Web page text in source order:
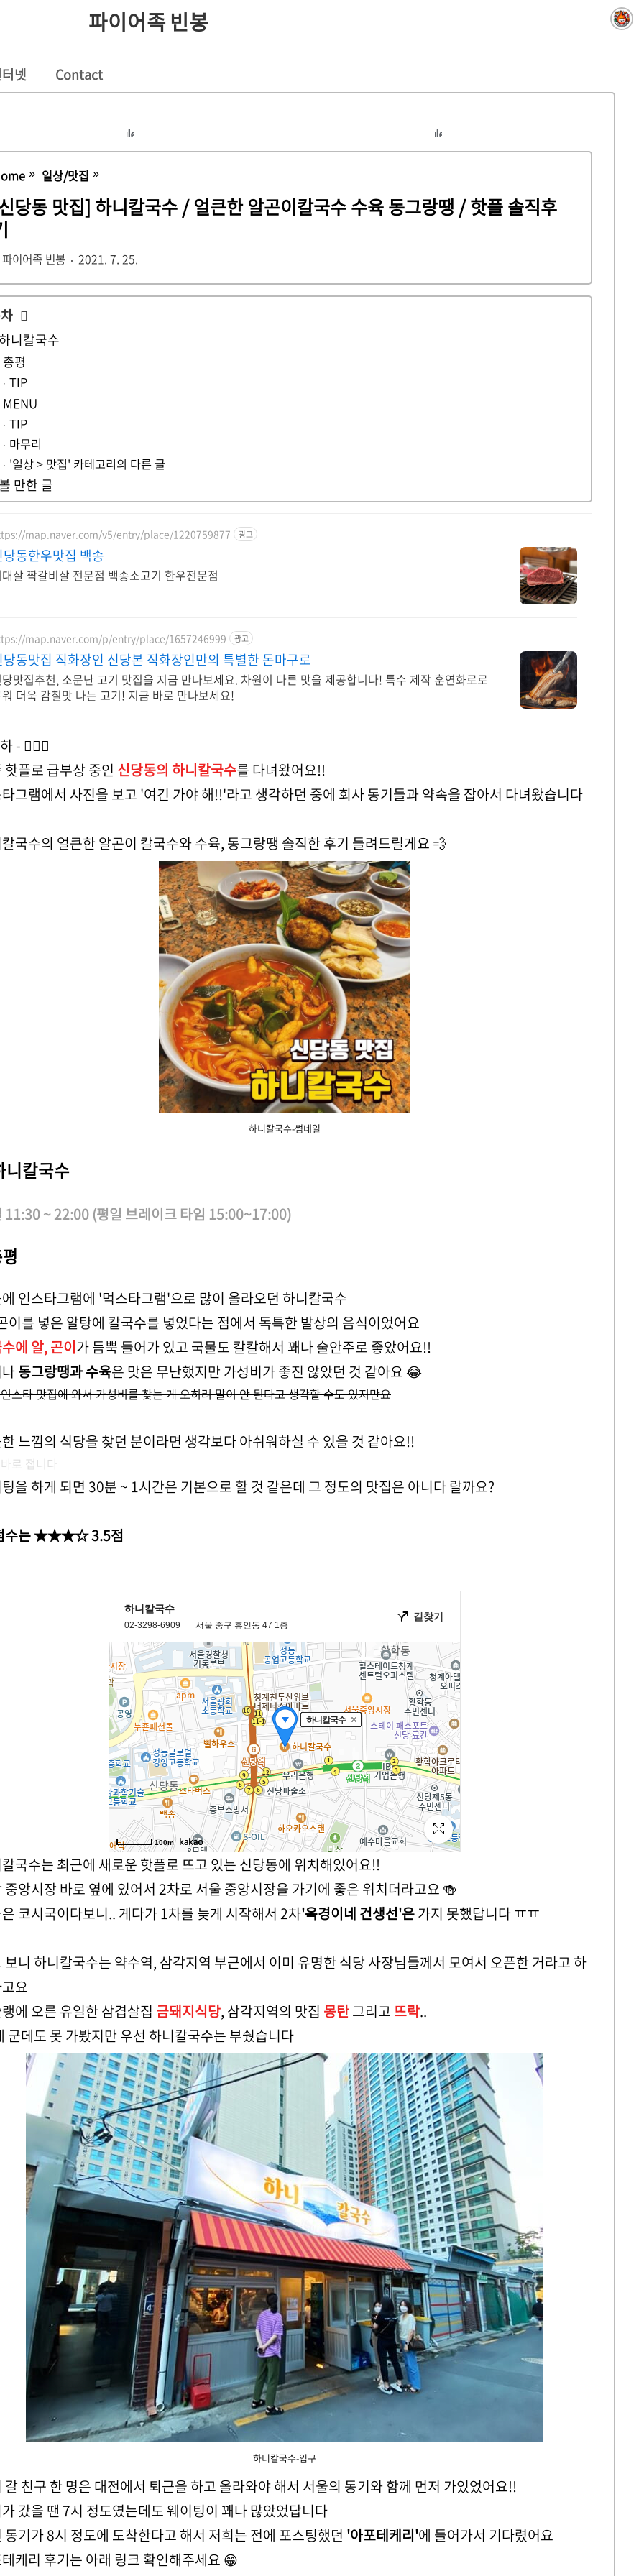
파이어족 빈봉
넷 Contact
일상/맛집
동 맛집] 하니칼국수 / 얼큰한 알곤이칼국수 수육 동그랑땡 / 핫플 솔직후
파이어족 빈봉 2021. 7. 25.

니칼국수
총평
TIP
MENU
TIP
마무리
'일상 > 맛집' 카테고리의 다른 글
만한 글
map.naver.com/v5/entry/place/1220759877 광고
동한우맛집 백송
살 짝갈비살 전문점 백송소고기 한우전문점
map.naver.com/p/entry/place/1657246999 광고
당동맛집 직화장인 신당본 직화장인만의 특별한 돈마구로
맛집추천, 소문난 고기 맛집을 지금 만나보세요. 차원이 다른 맛을 제공합니다! 특수 제작 훈연화로로
더욱 감칠맛 나는 고기! 지금 바로 만나보세요!
- 🙋🏻‍♂️
핫플로 급부상 중인 신당동의 하니칼국수를 다녀왔어요!!
그램에서 사진을 보고 '여긴 가야 해!!'라고 생각하던 중에 회사 동기들과 약속을 잡아서 다녀왔습니다
국수의 얼큰한 알곤이 칼국수와 수육, 동그랑땡 솔직한 후기 들려드릴게요 💨
하니칼국수-썸네일
니칼국수
11:30 ~ 22:00 (평일 브레이크 타임 15:00~17:00)
인스타그램에 '먹스타그램'으로 많이 올라오던 하니칼국수
이를 넣은 알탕에 칼국수를 넣었다는 점에서 독특한 발상의 음식이었어요
에 알, 곤이가 듬뿍 들어가 있고 국물도 칼칼해서 꽤나 술안주로 좋았어요!!
동그랑땡과 수육은 맛은 무난했지만 가성비가 좋진 않았던 것 같아요 😂
스타 맛집에 와서 가성비를 찾는 게 오히려 말이 안 된다고 생각할 수도 있지만요
느낌의 식당을 찾던 분이라면 생각보다 아쉬워하실 수 있을 것 같아요!!
로 접니다
을 하게 되면 30분 ~ 1시간은 기본으로 할 것 같은데 그 정도의 맛집은 아니다 랄까요?
수는 ★★★☆ 3.5점
국수는 최근에 새로운 핫플로 뜨고 있는 신당동에 위치해있어요!!
중앙시장 바로 옆에 있어서 2차로 서울 중앙시장을 가기에 좋은 위치더라고요 🍻
코시국이다보니.. 게다가 1차를 늦게 시작해서 2차'옥경이네 건생선'은가지 못했답니다 ㅠㅠ
보니 하니칼국수는 약수역, 삼각지역 부근에서 이미 유명한 식당 사장님들께서 모여서 오픈한 거라고 하
요
에 오른 유일한 삼겹살집 금돼지식당, 삼각지역의 맛집 몽탄그리고 뜨락..
군데도 못 가봤지만 우선 하니칼국수는 부쉈습니다
하니칼국수-입구
갈 친구 한 명은 대전에서 퇴근을 하고 올라와야 해서 서울의 동기와 함께 먼저 가있었어요!!
갔을 땐 7시 정도였는데도 웨이팅이 꽤나 많았었답니다
동기가 8시 정도에 도착한다고 해서 저희는 전에 포스팅했던 '아포테케리'에 들어가서 기다렸어요
케리 후기는 아래 링크 확인해주세요 😁